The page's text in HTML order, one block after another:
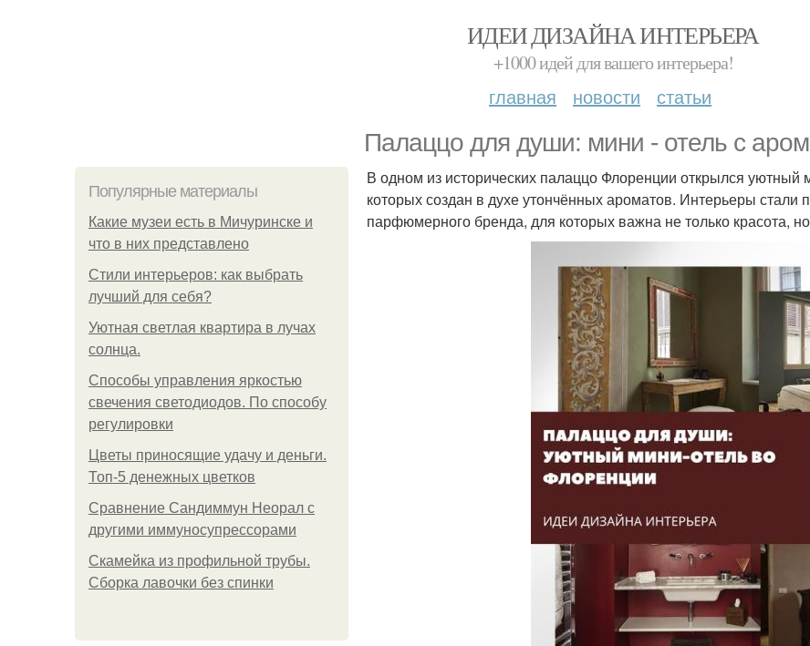
ИДЕИ ДИЗАЙНА ИНТЕРЬЕРА
+1000 идей для вашего интерьера!
главная новости статьи
Палаццо для души: мини - отель с
Популярные материалы
Какие музеи есть в Мичуринске и
что в них представлено
Стили интерьеров: как выбрать
лучший для себя?
Уютная светлая квартира в лучах
солнца.
Способы управления яркостью
свечения светодиодов. По способу
регулировки
Цветы приносящие удачу и деньги.
Топ-5 денежных цветков
Сравнение Сандиммун Неорал с
другими иммуносупрессорами
Скамейка из профильной трубы.
Сборка лавочки без спинки
В одном из исторических палаццо Флоренции открылся
которых создан в духе утончённых ароматов. Интерьеры
парфюмерного бренда, для которых важна не только красота,